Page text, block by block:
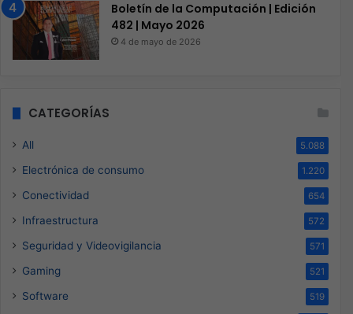
Boletín de la Computación | Edición
482 | Mayo 2026
4 de mayo de 2026
CATEGORÍAS
All 5.088
Electrónica de consumo 1.220
Conectividad 654
Infraestructura 572
Seguridad y Videovigilancia 571
Gaming 521
Software 519